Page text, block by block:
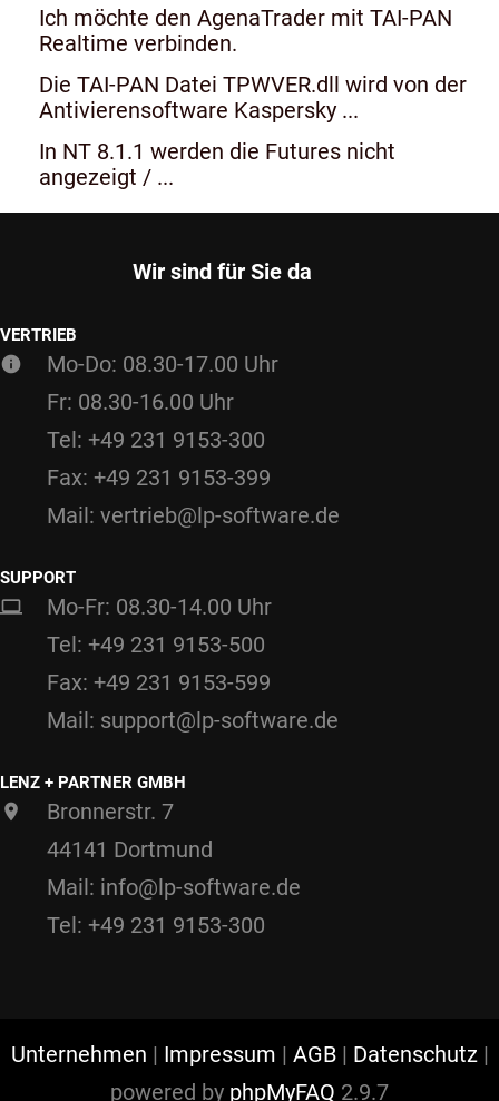
Ich möchte den AgenaTrader mit TAI-PAN
Realtime verbinden.
Die TAI-PAN Datei TPWVER.dll wird von der
Antivierensoftware Kaspersky ...
In NT 8.1.1 werden die Futures nicht
angezeigt / ...
Wir sind für Sie da
VERTRIEB
Mo-Do: 08.30-17.00 Uhr
Fr: 08.30-16.00 Uhr
Tel: +49 231 9153-300
Fax: +49 231 9153-399
Mail: vertrieb@lp-software.de
SUPPORT
Mo-Fr: 08.30-14.00 Uhr
Tel: +49 231 9153-500
Fax: +49 231 9153-599
Mail: support@lp-software.de
LENZ + PARTNER GMBH
Bronnerstr. 7
44141 Dortmund
Mail: info@lp-software.de
Tel: +49 231 9153-300
Unternehmen | Impressum | AGB | Datenschutz|
powered by phpMyFAQ 2.9.7